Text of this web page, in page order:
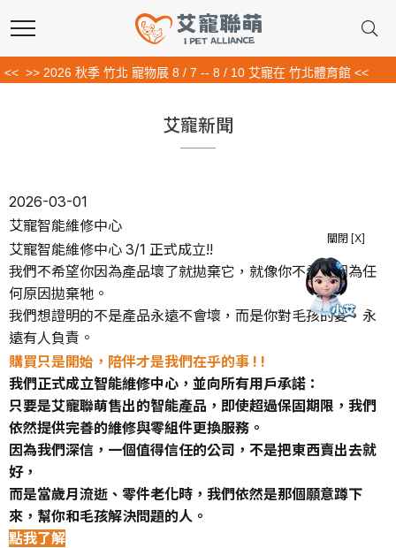
>> 2026 秋季 竹北 寵物展 8 / 7 -- 8 / 10 艾寵在 竹北體育館 <<
艾寵新聞
2026-03-01
艾寵智能維修中心
艾寵智能維修中心 3/1 正式成立!!
我們不希望你因為產品壞了就拋棄它，就像你不希望因為任
何原因拋棄牠。
我們想證明的不是產品永遠不會壞，而是你對毛孩的愛，永
遠有人負責。
購買只是開始，陪伴才是我們在乎的事 ! !
我們正式成立智能維修中心，並向所有用戶承諾：
只要是艾寵聯萌售出的智能產品，即使超過保固期限，我們
依然提供完善的維修與零組件更換服務。
因為我們深信，一個值得信任的公司，不是把東西賣出去就
好，
而是當歲月流逝、零件老化時，我們依然是那個願意蹲下
來，幫你和毛孩解決問題的人。
點我了解
關閉 [X]